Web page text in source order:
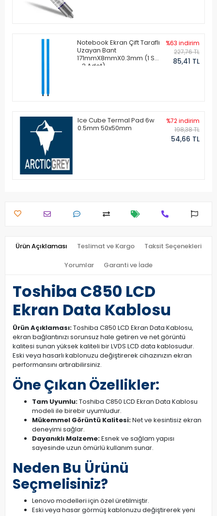
Notebook Ekran Çift Taraflı
Uzayan Bant
171mmX8mmX0.3mm (1 Set
- 2 Adet)
%63 indirim
227,76 TL
85,41 TL
Ice Cube Termal Pad 6w
0.5mm 50x50mm
%72 indirim
198,38 TL
54,66 TL
Ürün Açıklaması Teslimat ve Kargo Taksit Seçenekleri
Yorumlar Garanti ve İade
Toshiba C850 LCD
Ekran Data Kablosu
Ürün Açıklaması:Toshiba C850 LCD Ekran Data Kablosu,
ekran bağlantınızı sorunsuz hale getiren ve net görüntü
kalitesi sunan yüksek kaliteli bir LVDS LCD data kablosudur.
Eski veya hasarlı kablonuzu değiştirerek cihazınızın ekran
performansını artırabilirsiniz.
Öne Çıkan Özellikler:
Tam Uyumlu:Toshiba C850 LCD Ekran Data Kablosu
modeli ile birebir uyumludur.
Mükemmel Görüntü Kalitesi:Net ve kesintisiz ekran
deneyimi sağlar.
Dayanıklı Malzeme:Esnek ve sağlam yapısı
sayesinde uzun ömürlü kullanım sunar.
Neden Bu Ürünü
Seçmelisiniz?
Lenovo modelleri için özel üretilmiştir.
Eski veya hasar görmüş kablonuzu değiştirerek yeni